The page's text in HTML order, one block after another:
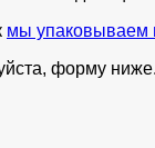
мы упаковываем
форму ниже.